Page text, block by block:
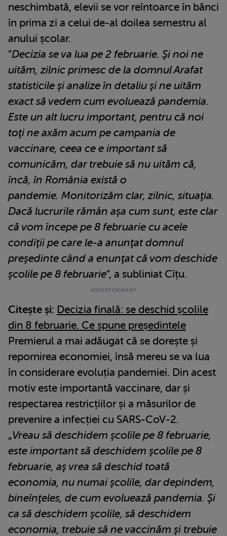
neschimbată, elevii se vor reîntoarce în bănci
în prima zi a celui de-al doilea semestru al
anului școlar.
”Decizia se va lua pe 2 februarie. Şi noi ne
uităm, zilnic primesc de la domnul Arafat
statisticile şi analize în detaliu şi ne uităm
exact să vedem cum evoluează pandemia.
Este un alt lucru important, pentru că noi
toţi ne axăm acum pe campania de
vaccinare, ceea ce e important să
comunicăm, dar trebuie să nu uităm că,
încă, în România există o
pandemie. Monitorizăm clar, zilnic, situaţia.
Dacă lucrurile rămân aşa cum sunt, este clar
că vom începe pe 8 februarie cu acele
condiţii pe care le-a anunţat domnul
preşedinte când a enunţat că vom deschide
şcolile pe 8 februarie”, a subliniat Cîțu.
Citește și: Decizia finală: se deschid școlile
din 8 februarie. Ce spune președintele
Premierul a mai adăugat că se dorește și
repornirea economiei, însă mereu se va lua
în considerare evoluția pandemiei. Din acest
motiv este importantă vaccinare, dar și
respectarea restricțiilor și a măsurilor de
prevenire a infecției cu SARS-CoV-2.
„Vreau să deschidem şcolile pe 8 februarie,
este important să deschidem şcolile pe 8
februarie, aş vrea să deschid toată
economia, nu numai şcolile, dar depindem,
bineînţeles, de cum evoluează pandemia. Şi
ca să deschidem şcolile, să deschidem
economia, trebuie să ne vaccinăm şi trebuie